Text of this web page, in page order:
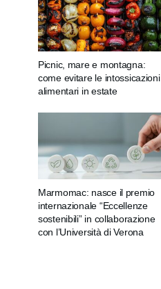
Picnic, mare e montagna:
come evitare le intossicazioni
alimentari in estate
Marmomac: nasce il premio
internazionale “Eccellenze
sostenibili” in collaborazione
con l’Università di Verona